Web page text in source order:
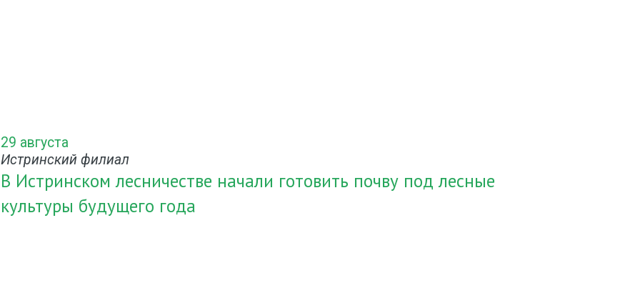
29 августа
Истринский филиал
В Истринском лесничестве начали готовить почву под лесные
культуры будущего года